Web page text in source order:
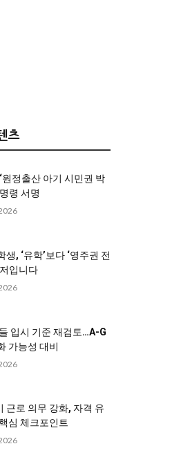
츠
원정출산 아기 시민권 박
령 서명
생, ‘유학’보다 ‘영주권 전
입니다
입시 기준 재검토…A-G
가능성 대비
근로 의무 강화, 자격 유
심 체크포인트